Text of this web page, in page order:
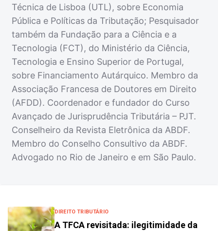
Técnica de Lisboa (UTL), sobre Economia
Pública e Políticas da Tributação; Pesquisador
também da Fundação para a Ciência e a
Tecnologia (FCT), do Ministério da Ciência,
Tecnologia e Ensino Superior de Portugal,
sobre Financiamento Autárquico. Membro da
Associação Francesa de Doutores em Direito
(AFDD). Coordenador e fundador do Curso
Avançado de Jurisprudência Tributária – PJT.
Conselheiro da Revista Eletrônica da ABDF.
Membro do Conselho Consultivo da ABDF.
Advogado no Rio de Janeiro e em São Paulo.
DIREITO TRIBUTÁRIO
A TFCA revisitada: ilegitimidade da